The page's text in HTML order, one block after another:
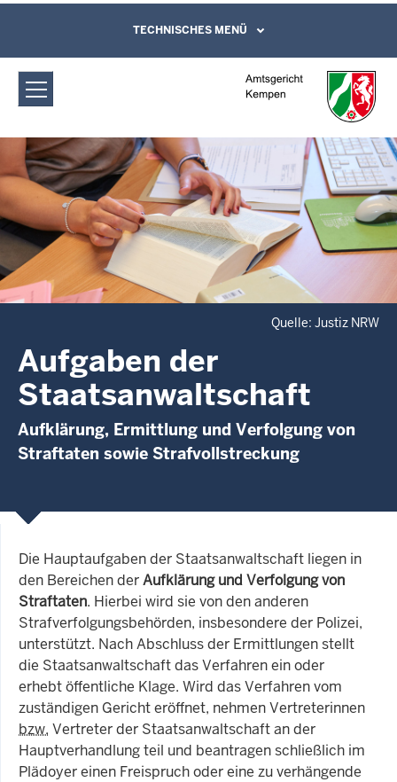
Amtsgericht Kempen: Aufgaben der
Staatsanwaltschaft
Direkt zum Inhalt
Leichte Sprache, Gebärdensprachenvideo
und Kontaktformular
TECHNISCHES MENÜ
Quelle: Justiz NRW
Aufgaben der
Staatsanwaltschaft
Aufklärung, Ermittlung und Verfolgung von
Straftaten sowie Strafvollstreckung
Die Hauptaufgaben der Staatsanwaltschaft liegen in
den Bereichen derAufklärung und Verfolgung von
Straftaten. Hierbei wird sie von den anderen
Strafverfolgungsbehörden, insbesondere der Polizei,
unterstützt. Nach Abschluss der Ermittlungen stellt
die Staatsanwaltschaft das Verfahren ein oder
erhebt öffentliche Klage. Wird das Verfahren vom
zuständigen Gericht eröffnet, nehmen Vertreterinnen
bzw. Vertreter der Staatsanwaltschaft an der
Hauptverhandlung teil und beantragen schließlich im
Plädoyer einen Freispruch oder eine zu verhängende